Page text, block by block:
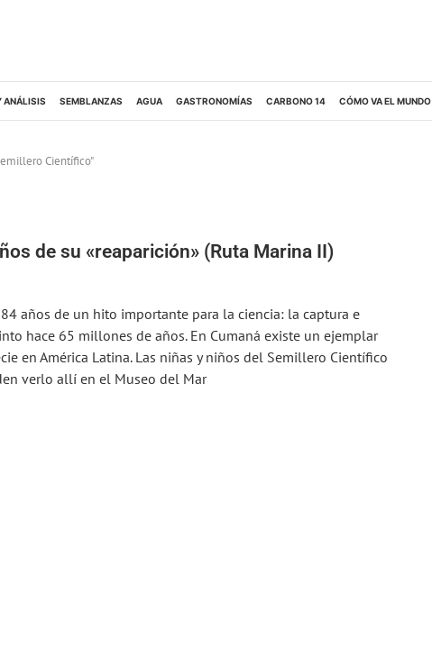
ANÁLISIS SEMBLANZAS AGUA GASTRONOMÍAS CARBONO 14 CÓMO VA EL MUNDO
Científico"
de su «reaparición» (Ruta Marina II)
años de un hito importante para la ciencia: la captura e
hace 65 millones de años. En Cumaná existe un ejemplar
en América Latina. Las niñas y niños del Semillero Científico
verlo allí en el Museo del Mar